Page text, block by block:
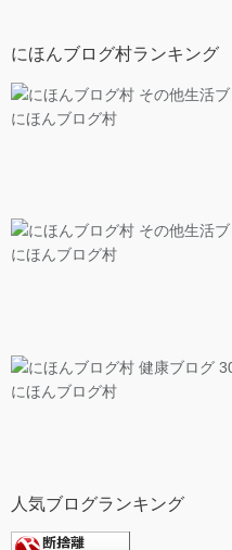
にほんブログ村ランキング
にほんブログ村
にほんブログ村
にほんブログ村
人気ブログランキング